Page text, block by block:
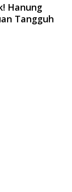
Hanung
Tangguh